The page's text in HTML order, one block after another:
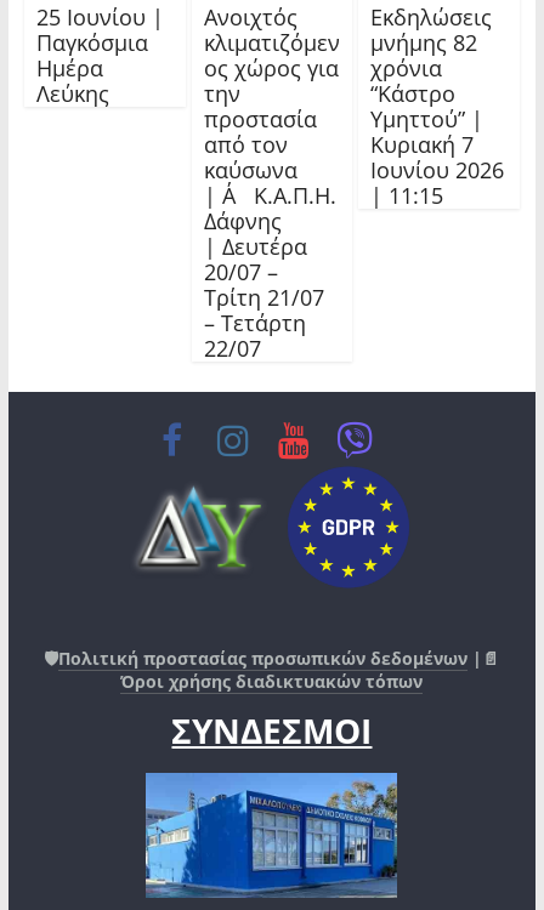
25 Ιουνίου |
Παγκόσμια
Ημέρα
Λεύκης
Ανοιχτός
κλιματιζόμεν
ος χώρος για
την
προστασία
από τον
καύσωνα
| Α΄ Κ.Α.Π.Η.
Δάφνης
| Δευτέρα
20/07 –
Τρίτη 21/07
– Τετάρτη
22/07
Εκδηλώσεις
μνήμης 82
χρόνια
“Κάστρο
Υμηττού” |
Κυριακή 7
Ιουνίου 2026
| 11:15
🛡️Πολιτική προστασίας προσωπικών δεδομένων |📄
Όροι χρήσης διαδικτυακών τόπων
ΣΥΝΔΕΣΜΟΙ